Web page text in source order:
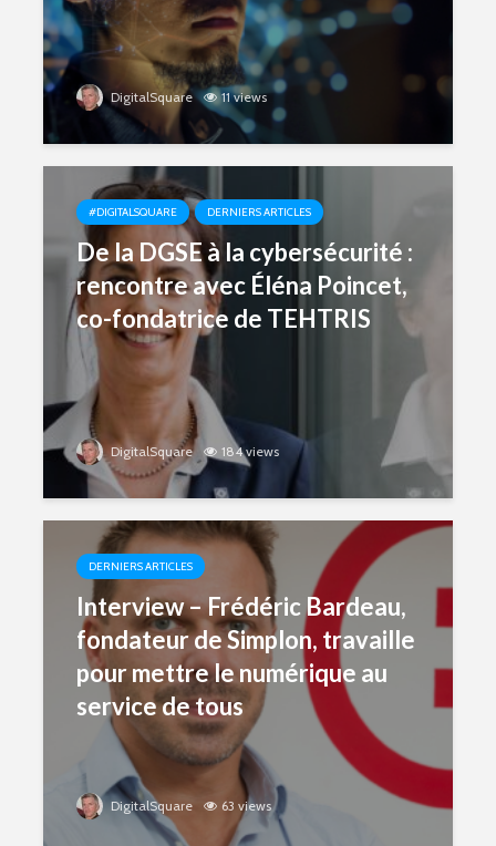
DigitalSquare 11 views
#DIGITALSQUARE DERNIERS ARTICLES
De la DGSE à la cybersécurité :
rencontre avec Éléna Poincet,
co-fondatrice de TEHTRIS
DigitalSquare 184 views
DERNIERS ARTICLES
Interview – Frédéric Bardeau,
fondateur de Simplon, travaille
pour mettre le numérique au
service de tous
DigitalSquare 63 views